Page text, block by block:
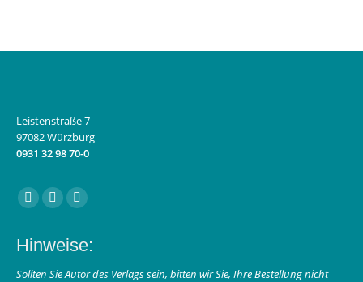
Leistenstraße 7
97082 Würzburg
0931 32 98 70-0
Finden Sie uns auf:
Facebook
opens
in
Instagram
opens
in
E-
page
opens
Hinweise:
Sollten Sie Autor des Verlags sein, bitten wir Sie, Ihre Bestellung nicht